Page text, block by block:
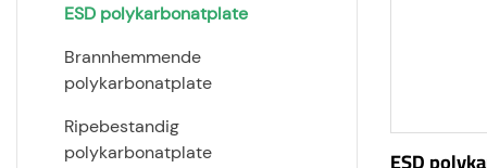
lyssprederplate i polykarbonat
Preget polykarbonatark
Ekstra tykke ark av
polykarbonat
ESD polykarbonatplate
Brannhemmende
polykarbonatplate
Ripebestandig
polykarbonatplate